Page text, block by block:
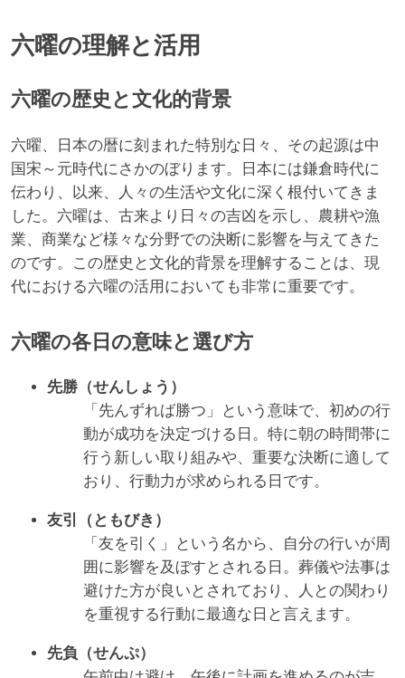
六曜の理解と活用
六曜の歴史と文化的背景
六曜、日本の暦に刻まれた特別な日々、その起源は中
国宋～元時代にさかのぼります。日本には鎌倉時代に
伝わり、以来、人々の生活や文化に深く根付いてきま
した。六曜は、古来より日々の吉凶を示し、農耕や漁
業、商業など様々な分野での決断に影響を与えてきた
のです。この歴史と文化的背景を理解することは、現
代における六曜の活用においても非常に重要です。
六曜の各日の意味と選び方
先勝（せんしょう）
「先んずれば勝つ」という意味で、初めの行
動が成功を決定づける日。特に朝の時間帯に
行う新しい取り組みや、重要な決断に適して
おり、行動力が求められる日です。
友引（ともびき）
「友を引く」という名から、自分の行いが周
囲に影響を及ぼすとされる日。葬儀や法事は
避けた方が良いとされており、人との関わり
を重視する行動に最適な日と言えます。
先負（せんぷ）